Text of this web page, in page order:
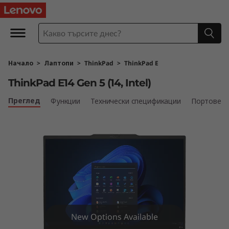
T
h
n
k
Начало > Лаптопи > ThinkPad > ThinkPad E
ThinkPad E14 Gen 5 (14, Intel)
Преглед Функции Технически спецификации Портове
New Options Available